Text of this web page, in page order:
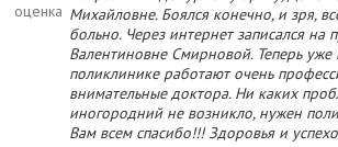
оценка Михайловне. Боялся конечно, и зря,
больно. Через интернет записался
Валентиновне Смирновой. Теперь уже
поликлинике работают очень
внимательные доктора. Ни каких
иногородний не возникло, нужен
Вам всем спасибо!!! Здоровья и